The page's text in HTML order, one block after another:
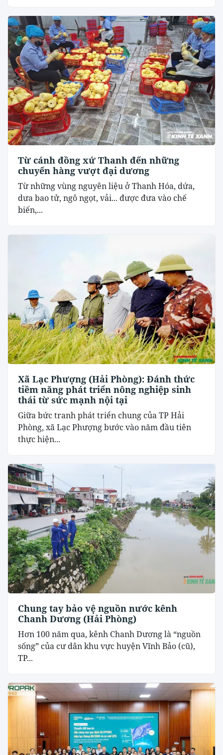
Từ cánh đồng xứ Thanh đến những
chuyến hàng vượt đại dương
Từ những vùng nguyên liệu ở Thanh Hóa, dứa,
dưa bao tử, ngô ngọt, vải... được đưa vào chế
biến,...
Xã Lạc Phượng (Hải Phòng): Đánh thức
tiềm năng phát triển nông nghiệp sinh
thái từ sức mạnh nội tại
​Giữa bức tranh phát triển chung của TP Hải
Phòng, xã Lạc Phượng bước vào năm đầu tiên
thực hiện...
Chung tay bảo vệ nguồn nước kênh
Chanh Dương (Hải Phòng)
Hơn 100 năm qua, kênh Chanh Dương là “nguồn
sống” của cư dân khu vực huyện Vĩnh Bảo (cũ),
TP...